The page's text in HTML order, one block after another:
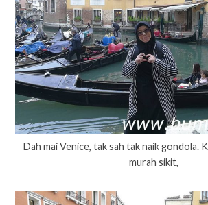
Dah mai Venice, tak sah tak naik gondola.
murah sikit,